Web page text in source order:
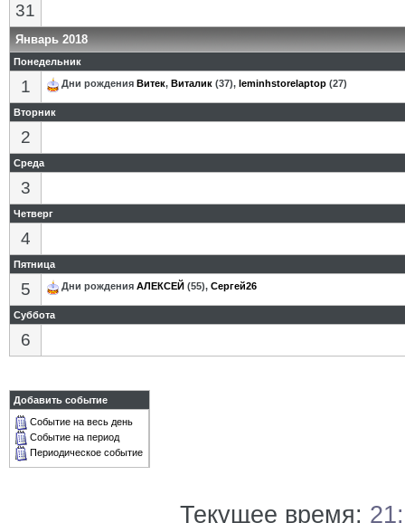
31
Январь 2018
Понедельник
1 Дни рождения Витек, Виталик (37), leminhstorelaptop (27)
Вторник
2
Среда
3
Четверг
4
Пятница
5 Дни рождения АЛЕКСЕЙ (55), Сергей26
Суббота
6
Добавить событие
Событие на весь день
Событие на период
Периодическое событие
Текущее время: